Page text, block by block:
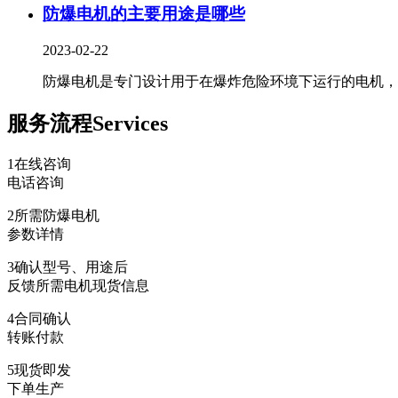
防爆电机的主要用途是哪些
2023-02-22
防爆电机是专门设计用于在爆炸危险环境下运行的电机
服务流程Services
1在线咨询
电话咨询
2所需防爆电机
参数详情
3确认型号、用途后
反馈所需电机现货信息
4合同确认
转账付款
5现货即发
下单生产